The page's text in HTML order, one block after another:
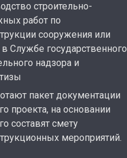
строительно-
работ по
сооружения или
Службе государственного
надзора и
пакет документации
проекта, на основании
составят смету
мероприятий.